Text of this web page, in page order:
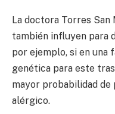
La doctora Torres San
también influyen para
por ejemplo, si en una
genética para este
mayor probabilidad de
alérgico.